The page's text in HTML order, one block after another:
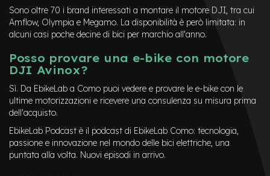
n
t
r
l
e
M
o
t
r
e
a
Sono oltre 70 i brand interessati a montare il motore DJI, tra cui
Amflow, Olympia e Megamo. La disponibilità è però limitata: in
alcuni casi poche decine di bici per marchio all'anno.
Posso provare una e-bike con motore
DJI Avinox?
Sì. Da EbikeLab a Como puoi vedere e provare le e-bike con le
ultime motorizzazioni e ricevere una consulenza su misura prima
dell'acquisto.
EbikeLab Podcast è il podcast di EbikeLab Como: tecnologia,
passione e innovazione nel mondo delle bici elettriche, una
puntata alla volta. Nuovi episodi in arrivo.